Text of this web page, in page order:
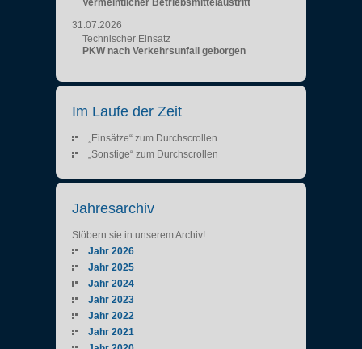
Vermeintlicher Betriebsmittelaustritt
31.07.2026
Technischer Einsatz
PKW nach Verkehrsunfall geborgen
Im Laufe der Zeit
„Einsätze“ zum Durchscrollen
„Sonstige“ zum Durchscrollen
Jahresarchiv
Stöbern sie in unserem Archiv!
Jahr 2026
Jahr 2025
Jahr 2024
Jahr 2023
Jahr 2022
Jahr 2021